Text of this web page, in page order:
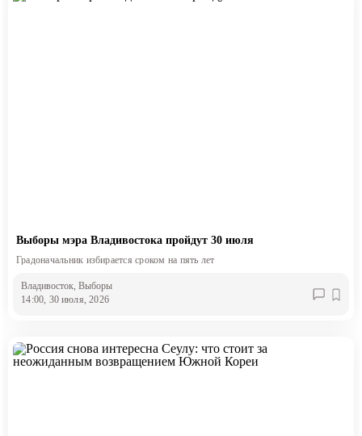
Выборы мэра Владивостока пройдут 30 июля
Градоначальник избирается сроком на пять лет
Владивосток , Выборы
14:00, 30 июля, 2026